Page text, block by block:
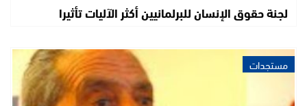
لجنة حقوق الإنسان للبرلمانيين أكثر الآليات تأثيرا
مستجدات